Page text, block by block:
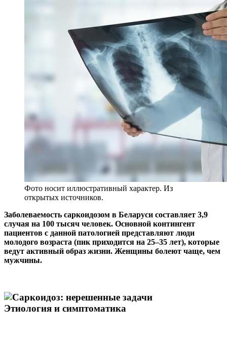
Фото носит иллюстративный характер. Из
открытых источников.
Заболеваемость саркоидозом в Беларуси составляет 3,9
случая на 100 тысяч человек. Основной контингент
пациентов с данной патологией представляют люди
молодого возраста (пик приходится на 25–35 лет), которые
ведут активный образ жизни. Женщины болеют чаще, чем
мужчины.
Этиология и симптоматика